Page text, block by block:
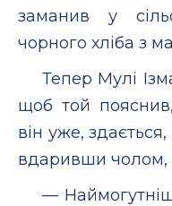
заманив у
чорного хліба з
Тепер Мулі
щоб той
він уже,
вдаривши чолом,
—